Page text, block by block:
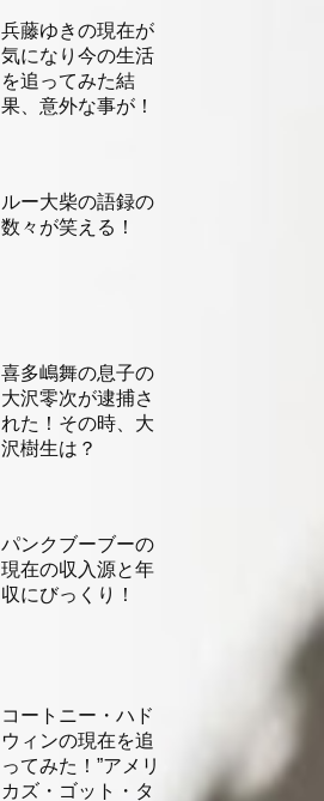
兵藤ゆきの現在が
気になり今の生活
を追ってみた結
果、意外な事が！
ルー大柴の語録の
数々が笑える！
喜多嶋舞の息子の
大沢零次が逮捕さ
れた！その時、大
沢樹生は？
パンクブーブーの
現在の収入源と年
収にびっくり！
コートニー・ハド
ウィンの現在を追
ってみた！”アメリ
カズ・ゴット・タ